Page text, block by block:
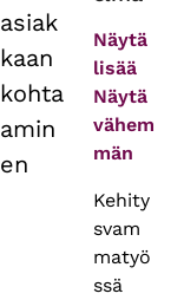
asiak
kaan
kohta
amin
en
Näytä
lisää
Näytä
vähem
män
Kehity
svam
matyö
ssä